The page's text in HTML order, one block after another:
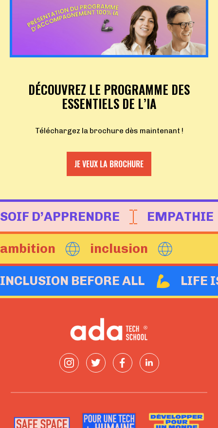
DÉCOUVREZ LE PROGRAMME DES
ESSENTIELS DE L’IA
Téléchargez la brochure dès maintenant !
JE VEUX LA BROCHURE
SOIF D’APPRENDRE EMPATHIE
ambition inclusion
INCLUSION BEFORE ALL LIFE